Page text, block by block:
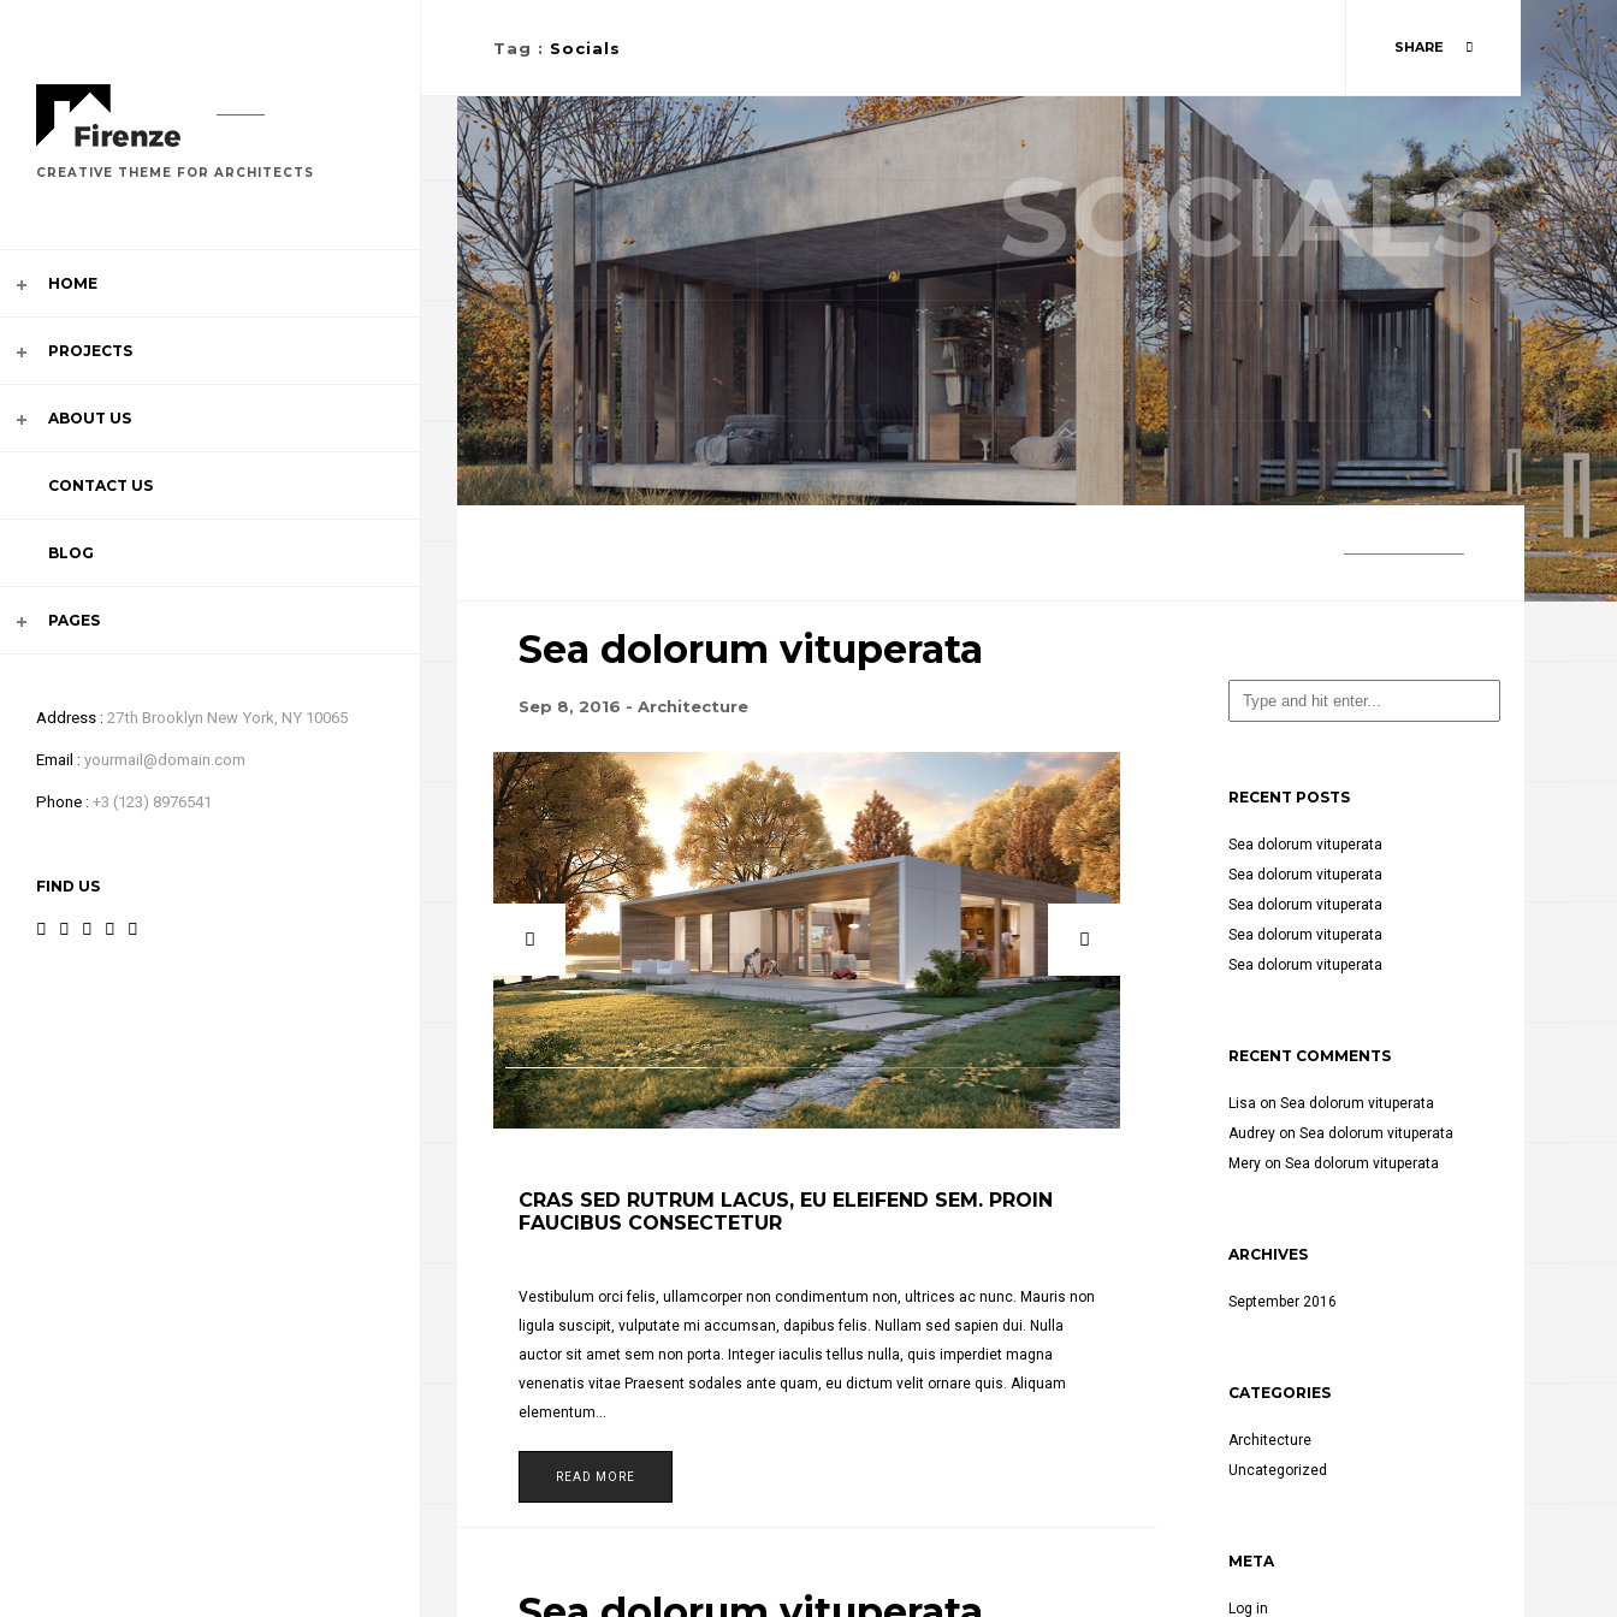
CREATIVE THEME FOR ARCHITECTS
HOME
PROJECTS
ABOUT US
CONTACT US
BLOG
PAGES
SLIDESHOW
MULTI SLIDESHOW
IMAGE
CAROUSEL
STYLE 1
STYLE 2
STYLE 3
PORTFOLIO SINGLE 1
PORTFOLIO SINGLE 3
PORTFOLIO SINGLE 5
PORTFOLIO SINGLE 6
ABOUT US
TEAM
STORY
SERVICES
Address 27th Brooklyn New York, NY 10065
Email yourmail@domain.com
Phone +3 (123) 8976541
FIND US
Tag : Socials SHARE
SOCIALS
Sea dolorum vituperata
Sep 8, 2016 - Architecture
CRAS SED RUTRUM LACUS, EU ELEIFEND SEM. PROIN
FAUCIBUS CONSECTETUR
Vestibulum orci felis, ullamcorper non condimentum non, ultrices ac nunc. Mauris non
ligula suscipit, vulputate mi accumsan, dapibus felis. Nullam sed sapien dui. Nulla
auctor sit amet sem non porta. Integer iaculis tellus nulla, quis imperdiet magna
venenatis vitae Praesent sodales ante quam, eu dictum velit ornare quis. Aliquam
elementum…
READ MORE
RECENT POSTS
Sea dolorum vituperata
Sea dolorum vituperata
Sea dolorum vituperata
Sea dolorum vituperata
Sea dolorum vituperata
RECENT COMMENTS
Lisa onSea dolorum vituperata
Audrey onSea dolorum vituperata
Mery onSea dolorum vituperata
ARCHIVES
September 2016
CATEGORIES
Architecture
Uncategorized
META
Log in